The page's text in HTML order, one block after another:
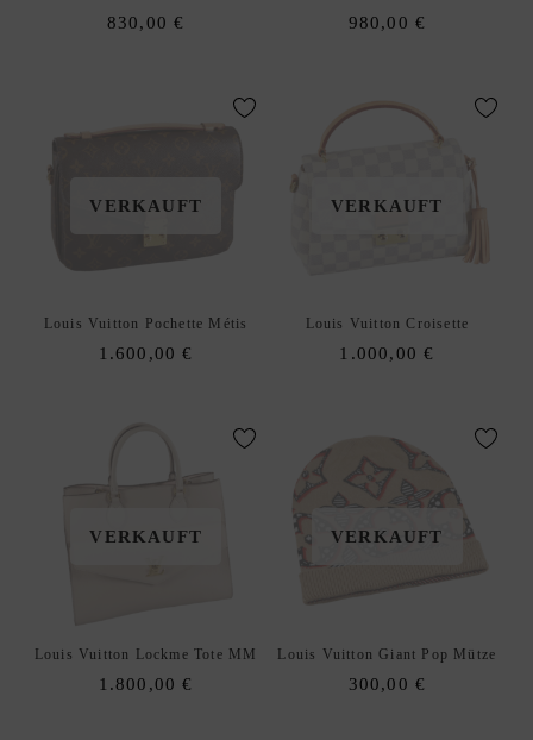
830,00€ 980,00 €
VERKAUFT
Louis Vuitton Pochette Métis
1.600,00€
VERKAUFT
Louis Vuitton Croisette
1.000,00€
VERKAUFT
Louis Vuitton Lockme Tote MM
1.800,00€
VERKAUFT
Louis Vuitton Giant Pop Mütze
300,00 €